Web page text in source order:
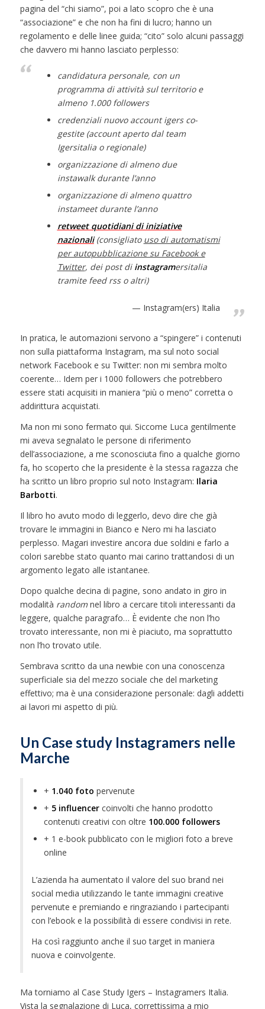
pagina del “chi siamo”, poi a lato scopro che è una
“associazione” e che non ha fini di lucro; hanno un
regolamento e delle linee guida; “cito” solo alcuni passaggi
che davvero mi hanno lasciato perplesso:
candidatura personale, con un
programma di attività sul territorio e
almeno 1.000 followers
credenziali nuovo account igers co-
gestite (account aperto dal team
Igersitalia o regionale)
organizzazione di almeno due
instawalk durante l’anno
organizzazione di almeno quattro
instameet durante l’anno
retweet quotidiani di iniziative
nazionali(consigliato uso di automatismi
per autopubblicazione su Facebook e
Twitter, dei post di instagramersitalia
tramite feed rss o altri)
Instagram(ers) Italia
In pratica, le automazioni servono a “spingere” i contenuti
non sulla piattaforma Instagram, ma sul noto social
network Facebook e su Twitter: non mi sembra molto
coerente… Idem per i 1000 followers che potrebbero
essere stati acquisiti in maniera “più o meno” corretta o
addirittura acquistati.
Ma non mi sono fermato qui. Siccome Luca gentilmente
mi aveva segnalato le persone di riferimento
dell’associazione, a me sconosciuta fino a qualche giorno
fa, ho scoperto che la presidente è la stessa ragazza che
ha scritto un libro proprio sul noto Instagram: Ilaria
Barbotti.
Il libro ho avuto modo di leggerlo, devo dire che già
trovare le immagini in Bianco e Nero mi ha lasciato
perplesso. Magari investire ancora due soldini e farlo a
colori sarebbe stato quanto mai carino trattandosi di un
argomento legato alle istantanee.
Dopo qualche decina di pagine, sono andato in giro in
modalità randomnel libro a cercare titoli interessanti da
leggere, qualche paragrafo… È evidente che non l’ho
trovato interessante, non mi è piaciuto, ma soprattutto
non l’ho trovato utile.
Sembrava scritto da una newbie con una conoscenza
superficiale sia del mezzo sociale che del marketing
effettivo; ma è una considerazione personale: dagli addetti
ai lavori mi aspetto di più.
Un Case study Instagramers nelle
Marche
+ 1.040 foto pervenute
+ 5 influencercoinvolti che hanno prodotto
contenuti creativi con oltre 100.000 followers
+ 1 e-book pubblicato con le migliori foto a breve
online
L’azienda ha aumentato il valore del suo brand nei
social media utilizzando le tante immagini creative
pervenute e premiando e ringraziando i partecipanti
con l’ebook e la possibilità di essere condivisi in rete.
Ha così raggiunto anche il suo target in maniera
nuova e coinvolgente.
Ma torniamo al Case Study Igers – Instagramers Italia.
Vista la segnalazione di Luca, correttissima a mio